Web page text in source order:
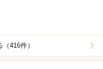
416件）